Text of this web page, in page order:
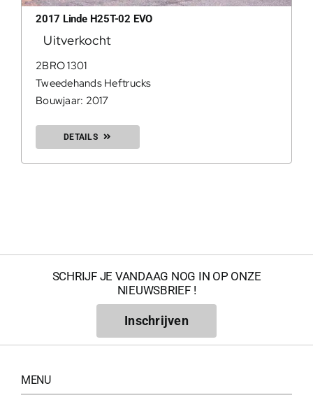
2017 Linde H25T-02 EVO
Uitverkocht
2BRO 1301
Tweedehands Heftrucks
Bouwjaar: 2017
DETAILS
SCHRIJF JE VANDAAG NOG IN OP ONZE
NIEUWSBRIEF !
Inschrijven
MENU
200Kg =